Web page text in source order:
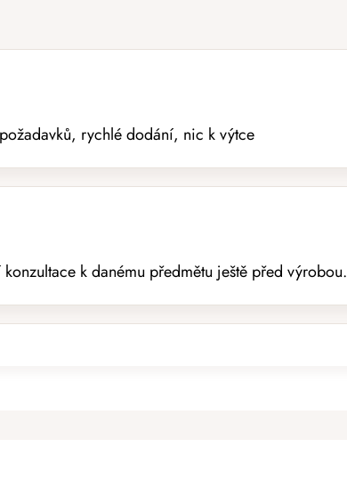
rychlé dodání, nic k výtce
k danému předmětu ještě před výrobou.
tohle jsem hledala. Můžu jen doporučit.